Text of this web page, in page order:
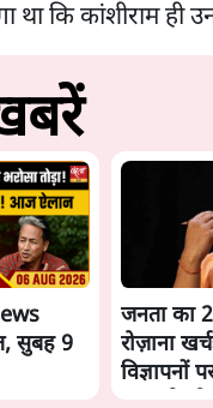
था कि कांशीराम ही
सुबह 9
जनता का
रोज़ाना
विज्ञापनों